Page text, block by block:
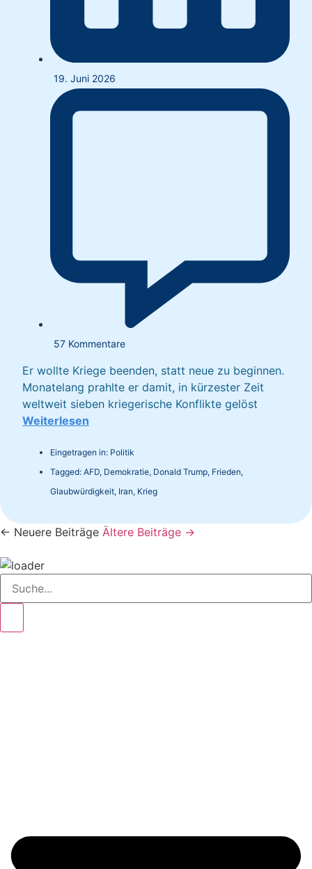
19. Juni 2026
57 Kommentare
Er wollte Kriege beenden, statt neue zu beginnen.
Monatelang prahlte er damit, in kürzester Zeit
weltweit sieben kriegerische Konflikte gelöst
Weiterlesen
Eingetragen in: Politik
Tagged: AFD, Demokratie, Donald Trump, Frieden,
Glaubwürdigkeit, Iran, Krieg
← Neuere Beiträge Ältere Beiträge →